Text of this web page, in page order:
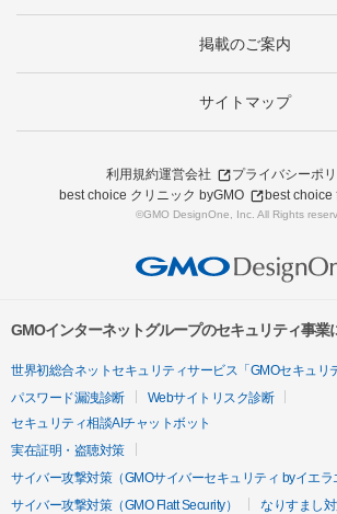
掲載のご案内
サイトマップ
利用規約運営会社
プライバシーポ
best choice クリニック byGMO
best choice
©GMO DesignOne, Inc. All Rights
GMOインターネットグループのセキュリティ事業
世界初総合ネットセキュリティサービス「GMOセキュリ
パスワード漏洩診断
Webサイトリスク診断
セキュリティ相談AIチャットボット
実在証明・盗聴対策
サイバー攻撃対策（GMOサイバーセキュリティ byイエラ
サイバー攻撃対策（GMO Flatt Security）
なりすまし